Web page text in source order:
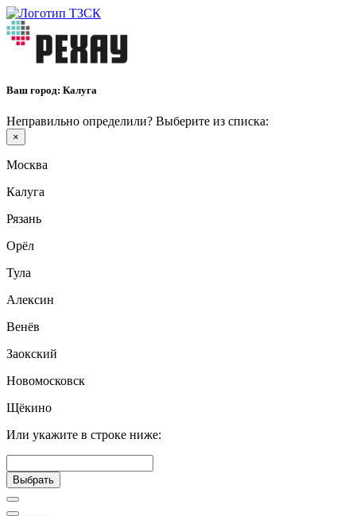
Ваш город: Калуга
Неправильно определили? Выберите из списка:
×
Москва
Калуга
Рязань
Орёл
Тула
Алексин
Венёв
Заокский
Новомосковск
Щёкино
Или укажите в строке ниже:
Выбрать